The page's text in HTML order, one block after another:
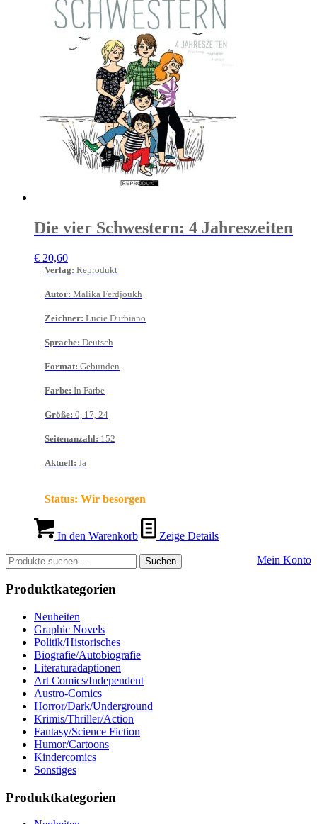
Die vier Schwestern: 4 Jahreszeiten
€ 20,60
Verlag: Reprodukt
Autor: Malika Ferdjoukh
Zeichner: Lucie Durbiano
Sprache: Deutsch
Format: Gebunden
Farbe: In Farbe
Größe: 0, 17, 24
Seitenanzahl: 152
Aktuell: Ja
Status: Wir besorgen
In den Warenkorb
Zeige Details
Mein Konto
Suchen
nach:
Suchen
Produktkategorien
Neuheiten
Graphic Novels
Politik/Historisches
Biografie/Autobiografie
Literaturadaptionen
Art Comics/Independent
Austro-Comics
Horror/Dark/Underground
Krimis/Thriller/Action
Fantasy/Science Fiction
Humor/Cartoons
Kindercomics
Sonstiges
Produktkategorien